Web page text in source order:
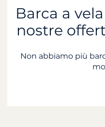
Barca a
nostre
Non abbiamo più